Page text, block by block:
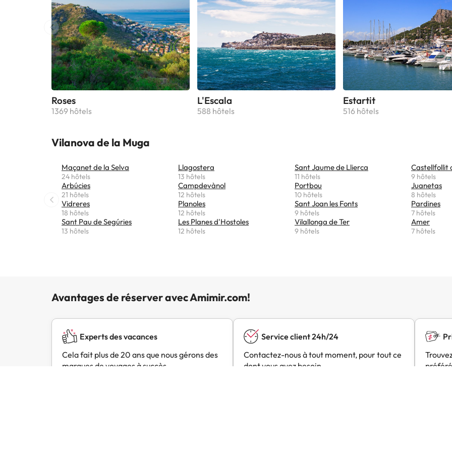
Roses
1369 hôtels
L'Escala
588 hôtels
Estartit
516 hôtels
Vilanova de la Muga
Maçanet de la Selva
24 hôtels
Arbúcies
21 hôtels
Vidreres
18 hôtels
Sant Pau de Segúries
13 hôtels
Llagostera
13 hôtels
Campdevànol
12 hôtels
Planoles
12 hôtels
Les Planes d'Hostoles
12 hôtels
Sant Jaume de Llierca
11 hôtels
Portbou
10 hôtels
Sant Joan les Fonts
9 hôtels
Vilallonga de Ter
9 hôtels
Castellfollit
9 hôtels
Juanetas
8 hôtels
Pardines
7 hôtels
Amer
7 hôtels
Avantages de réserver avec Amimir.com!
Experts des vacances
Cela fait plus de 20 ans que nous gérons des
marques de voyages à succès.
Service client 24h/24
Contactez-nous à tout moment, pour tout ce
dont vous avez besoin.